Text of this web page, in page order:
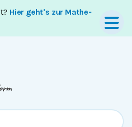
Hier geht's zur Mathe-
Footer